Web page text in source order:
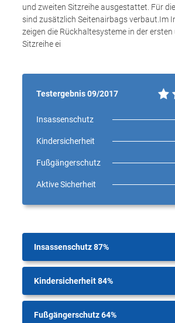
und zweiten Sitzreihe ausgestattet. Für
sind zusätzlich Seitenairbags verbaut.Im
zeigen die Rückhaltesysteme in der
Sitzreihe ei
Testergebnis 09/2017
Insassenschutz
Kindersicherheit
Fußgängerschutz
Aktive Sicherheit
Insassenschutz 87%
Kindersicherheit 84%
Fußgängerschutz 64%